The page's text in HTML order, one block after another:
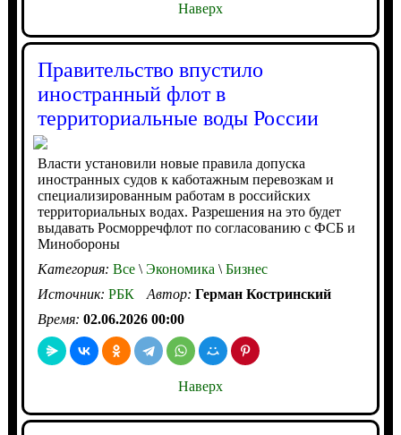
Наверх
Правительство впустило
иностранный флот в
территориальные воды России
Власти установили новые правила допуска
иностранных судов к каботажным перевозкам и
специализированным работам в российских
территориальных водах. Разрешения на это будет
выдавать Росморречфлот по согласованию с ФСБ и
Минобороны
Категория: Все\Экономика \Бизнес
Источник: РБК Автор: Герман Костринский
Время: 02.06.2026 00:00
Наверх